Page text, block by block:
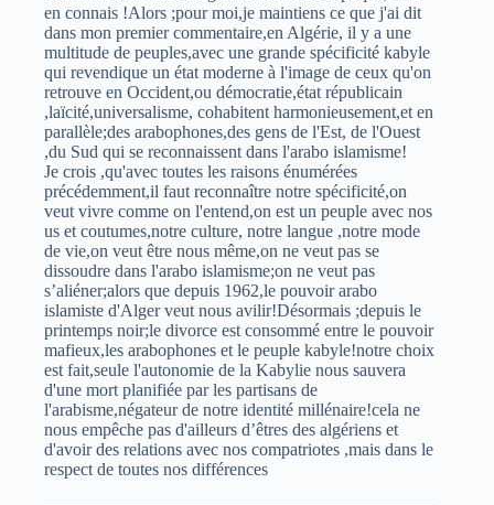
en connais !Alors ;pour moi,je maintiens ce que j'ai dit
dans mon premier commentaire,en Algérie, il y a une
multitude de peuples,avec une grande spécificité kabyle
qui revendique un état moderne à l'image de ceux qu'on
retrouve en Occident,ou démocratie,état républicain
,laïcité,universalisme, cohabitent harmonieusement,et en
parallèle;des arabophones,des gens de l'Est, de l'Ouest
,du Sud qui se reconnaissent dans l'arabo islamisme!
Je crois ,qu'avec toutes les raisons énumérées
précédemment,il faut reconnaître notre spécificité,on
veut vivre comme on l'entend,on est un peuple avec nos
us et coutumes,notre culture, notre langue ,notre mode
de vie,on veut être nous même,on ne veut pas se
dissoudre dans l'arabo islamisme;on ne veut pas
s’aliéner;alors que depuis 1962,le pouvoir arabo
islamiste d'Alger veut nous avilir!Désormais ;depuis le
printemps noir;le divorce est consommé entre le pouvoir
mafieux,les arabophones et le peuple kabyle!notre choix
est fait,seule l'autonomie de la Kabylie nous sauvera
d'une mort planifiée par les partisans de
l'arabisme,négateur de notre identité millénaire!cela ne
nous empêche pas d'ailleurs d’êtres des algériens et
d'avoir des relations avec nos compatriotes ,mais dans le
respect de toutes nos différences